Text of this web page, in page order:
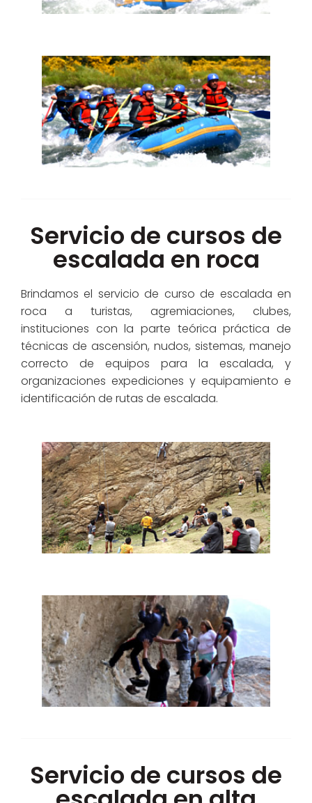
Servicio de cursos de
escalada en roca
Brindamos el servicio de curso de escalada en
roca a turistas, agremiaciones, clubes,
instituciones con la parte teórica práctica de
técnicas de ascensión, nudos, sistemas, manejo
correcto de equipos para la escalada, y
organizaciones expediciones y equipamiento e
identificación de rutas de escalada.
Servicio de cursos de